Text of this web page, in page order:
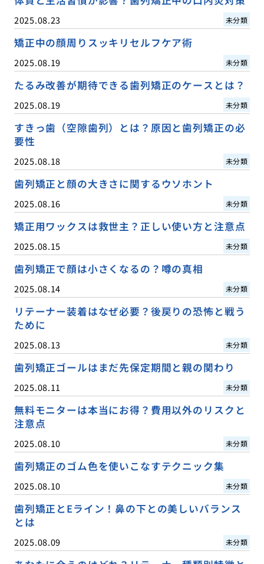
2025.08.23 未分類
矯正中の顔周りスッキリセルフケア術
2025.08.19 未分類
たるみ改善が期待できる歯列矯正のケースとは？
2025.08.19 未分類
すきっ歯（空隙歯列）とは？原因と歯列矯正の必
要性
2025.08.18 未分類
歯列矯正と顔の大きさに関するウソホント
2025.08.16 未分類
矯正用ワックスは救世主？正しい使い方と注意点
2025.08.15 未分類
歯列矯正で顔は小さくなるの？噂の真相
2025.08.14 未分類
リテーナー装着はなぜ必要？後戻りの恐怖と戦う
ために
2025.08.13 未分類
歯列矯正ゴールはまだ先保定期間と親の関わり
2025.08.11 未分類
無料モニターは本当にお得？費用以外のリスクと
注意点
2025.08.10 未分類
歯列矯正のゴム色を使いこなすテクニック集
2025.08.10 未分類
歯列矯正とEライン！鼻の下との美しいバランス
とは
2025.08.09 未分類